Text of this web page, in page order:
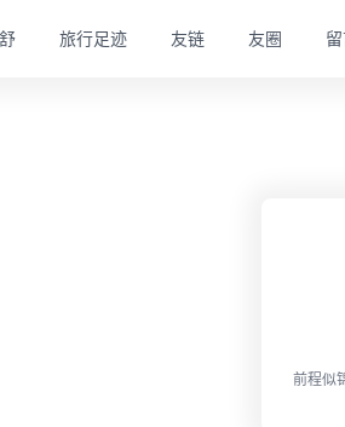
旅行足迹 友链 友圈
前程似